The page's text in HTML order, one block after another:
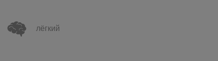
лёгкий